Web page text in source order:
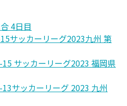
4日目
サッカーリーグ2023九州 第
15 サッカーリーグ2023 福岡県
13サッカーリーグ 2023 九州